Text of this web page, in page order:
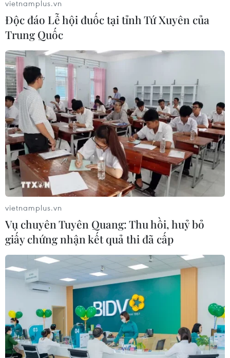
(Vietnam+)
vietnamplus.vn
Độc đáo Lễ hội đuốc tại tỉnh Tứ Xuyên của
Trung Quốc
vietnamplus.vn
Vụ chuyên Tuyên Quang: Thu hồi, huỷ bỏ
giấy chứng nhận kết quả thi đã cấp